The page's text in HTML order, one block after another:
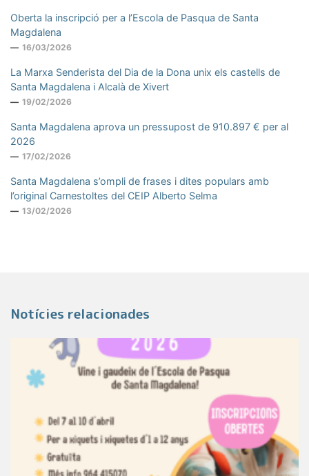
Oberta la inscripció per a l’Escola de Pasqua de Santa
Magdalena
16/03/2026
La Marxa Senderista del Dia de la Dona unix els castells de
Santa Magdalena i Alcalà de Xivert
19/02/2026
Santa Magdalena aprova un pressupost de 910.897 € per al
2026
17/02/2026
Santa Magdalena s’ompli de frases i dites populars amb
l’original Carnestoltes del CEIP Alberto Selma
13/02/2026
Notícies relacionades